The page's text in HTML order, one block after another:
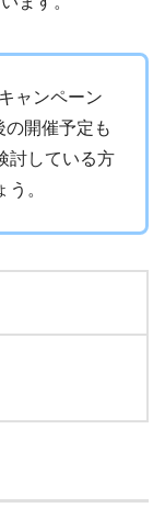
ャンペーン
の開催予定も
討している方
。